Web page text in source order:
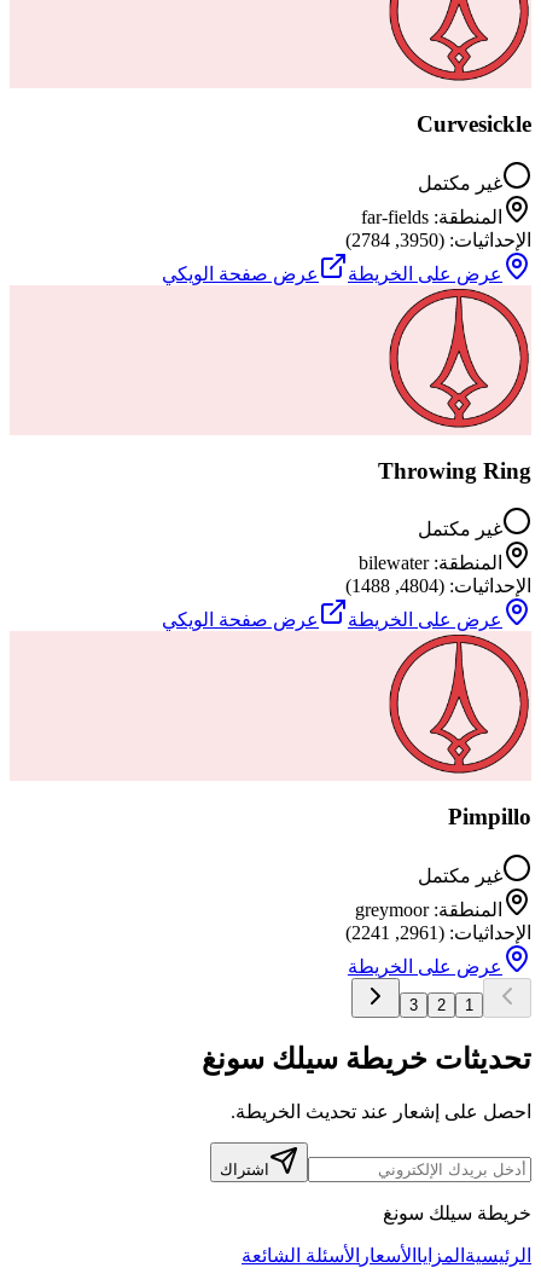
Curvesickle
غير مكتمل
المنطقة:
far-fields
الإحداثيات: (
3950
,
2784
)
عرض على الخريطة
عرض صفحة الويكي
Throwing Ring
غير مكتمل
المنطقة:
bilewater
الإحداثيات: (
4804
,
1488
)
عرض على الخريطة
عرض صفحة الويكي
Pimpillo
غير مكتمل
المنطقة:
greymoor
الإحداثيات: (
2961
,
2241
)
عرض على الخريطة
1
2
3
تحديثات خريطة سيلك سونغ
احصل على إشعار عند تحديث الخريطة.
اشتراك
خريطة سيلك سونغ
الرئيسية المزايا الأسعار الأسئلة الشائعة